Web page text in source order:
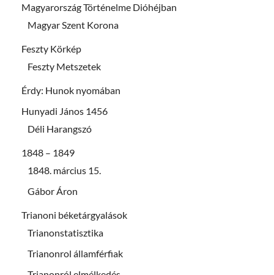
Magyarország Történelme Dióhéjban
Magyar Szent Korona
Feszty Körkép
Feszty Metszetek
Érdy: Hunok nyomában
Hunyadi János 1456
Déli Harangszó
1848 – 1849
1848. március 15.
Gábor Áron
Trianoni béketárgyalások
Trianonstatisztika
Trianonrol államférfiak